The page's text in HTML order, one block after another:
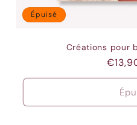
Épuisé
Créations pour
Prix